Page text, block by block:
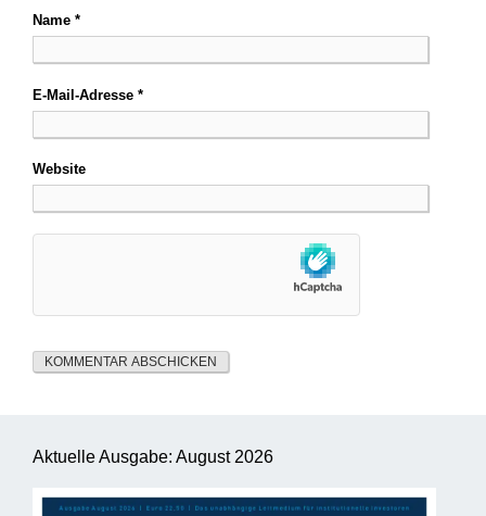
Name *
E-Mail-Adresse *
Website
Aktuelle Ausgabe: August 2026